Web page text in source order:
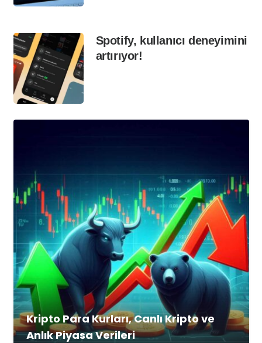
Spotify, kullanıcı deneyimini
artırıyor!
Kripto Para Kurları, Canlı Kripto ve
Anlık Piyasa Verileri